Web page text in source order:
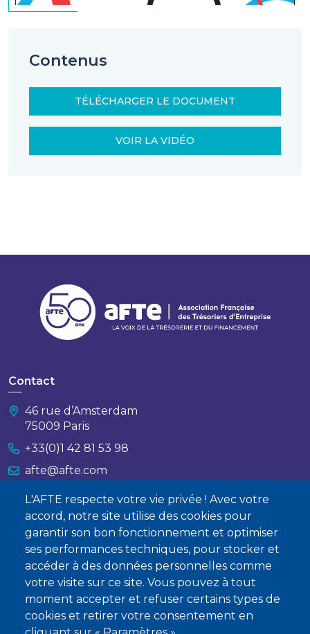
L'AFTE respecte votre vie privée ! Avec votre
accord, notre site utilise des cookies pour
garantir son bon fonctionnement et optimiser
ses performances techniques, pour stocker et
accéder à des données personnelles comme
votre visite sur ce site. Vous pouvez à tout
moment accepter et refuser certains types de
cookies et retirer votre consentement en
Contenus
TÉLÉCHARGER LE DOCUMENT
VOIR LA VIDÉO
Contact
46 rue d’Amsterdam
75009 Paris
+33(0)1 42 81 53 98
afte@afte.com
Nous contacter
À propos
Qui sommes-nous ?
Devenir membre